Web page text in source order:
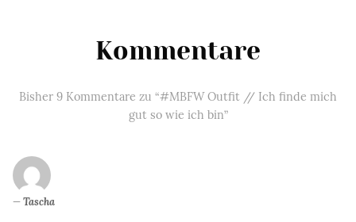
Kommentare
Bisher 9 Kommentare zu “#MBFW Outfit // Ich finde mich
gut so wie ich bin”
Tascha